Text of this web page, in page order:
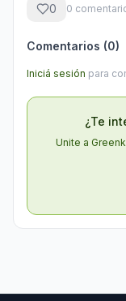
0 0
Comentarios (0)
Iniciá sesión para
¿Te
Unite a